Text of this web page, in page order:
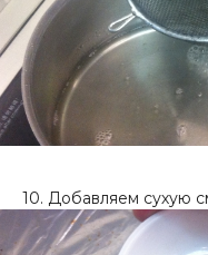
10. Добавляем сухую